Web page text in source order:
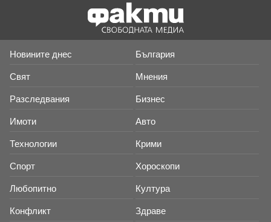
Новините днес България
Свят Мнения
Разследвания Бизнес
Имоти Авто
Технологии Крими
Спорт Хороскопи
Любопитно Култура
Конфликт Здраве